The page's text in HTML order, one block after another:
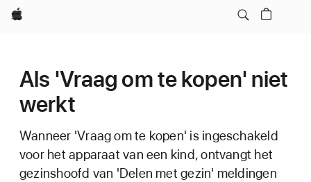
Apple
Als 'Vraag om te kopen' niet
werkt
Wanneer 'Vraag om te kopen' is ingeschakeld
voor het apparaat van een kind, ontvangt het
gezinshoofd van 'Delen met gezin' meldingen